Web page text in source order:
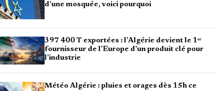
d’une mosquée, voici pourquoi
397 400 T exportées : l’Algérie devient le 1ᵉʳ
fournisseur de l’Europe d’un produit clé pour
l’industrie
Météo Algérie : pluies et orages dès 15h ce